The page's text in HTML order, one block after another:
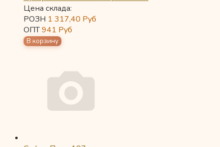
Цена склада:
РОЗН 1 317,40 Руб
ОПТ941 Руб